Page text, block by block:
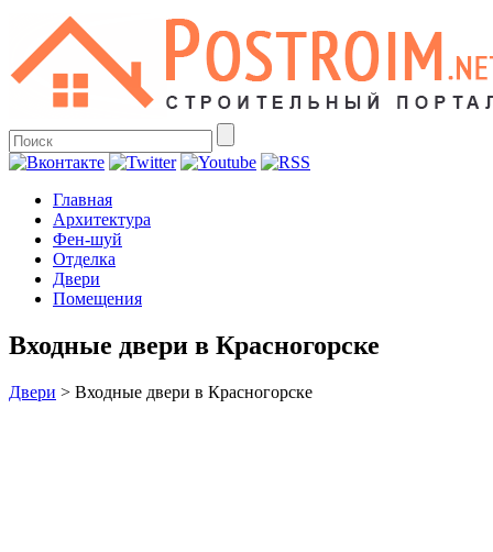
Главная
Архитектура
Фен-шуй
Отделка
Двери
Помещения
Входные двери в Красногорске
Двери > Входные двери в Красногорске